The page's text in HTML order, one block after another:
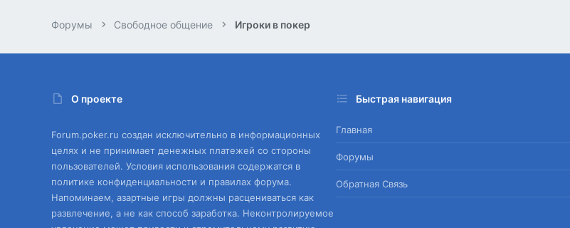
Форумы Свободное общение Игроки в покер
О проекте
Forum.poker.ru создан исключительно в информационных
целях и не принимает денежных платежей со стороны
пользователей. Условия использования содержатся в
политике конфиденциальности и правилах форума.
Напоминаем, азартные игры должны расцениваться как
развлечение, а не как способ заработка. Неконтролируемое
Быстрая навигация
Главная
Форумы
Обратная Связь